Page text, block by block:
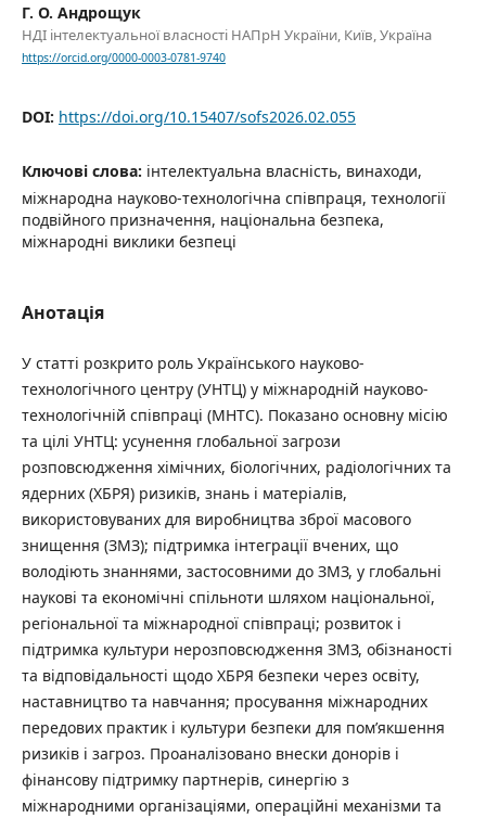
Г. О. Андрощук
НДІ інтелектуальної власності НАПрН України, Київ, Україна
https://orcid.org/0000-0003-0781-9740
DOI: https://doi.org/10.15407/sofs2026.02.055
Ключові слова: інтелектуальна власність, винаходи,
міжнародна науково-технологічна співпраця, технології
подвійного призначення, національна безпека,
міжнародні виклики безпеці
Анотація
У статті розкрито роль Українського науково-
технологічного центру (УНТЦ) у міжнародній науково-
технологічній співпраці (МНТС). Показано основну місію
та цілі УНТЦ: усунення глобальної загрози
розповсюдження хімічних, біологічних, радіологічних та
ядерних (ХБРЯ) ризиків, знань і матеріалів,
використовуваних для виробництва зброї масового
знищення (ЗМЗ); підтримка інтеграції вчених, що
володіють знаннями, застосовними до ЗМЗ, у глобальні
наукові та економічні спільноти шляхом національної,
регіональної та міжнародної співпраці; розвиток і
підтримка культури нерозповсюдження ЗМЗ, обізнаності
та відповідальності щодо ХБРЯ безпеки через освіту,
наставництво та навчання; просування міжнародних
передових практик і культури безпеки для пом’якшення
ризиків і загроз. Проаналізовано внески донорів і
фінансову підтримку партнерів, синергію з
міжнародними організаціями, операційні механізми та